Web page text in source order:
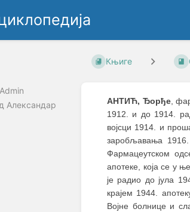
Admin
Александар
Књиге
АНТИЋ, Ђорђе,
1912. и до 1914.
војсци 1914. и
заробљавања 1916.
Фармацеутском
апотеке, која се у
је радио до јула
крајем 1944.
Војне болнице и